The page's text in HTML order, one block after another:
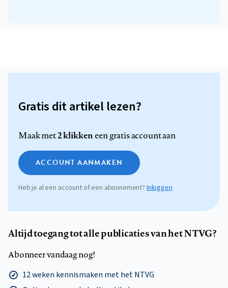
Gratis dit artikel lezen?
Maak met2 klikkeneen gratis account aan
ACCOUNT AANMAKEN
Heb je al een account of een abonnement? Inloggen
Altijd toegang tot alle publicaties van het NTVG?
Abonneer vandaag nog!
12 weken kennismaken met het NTVG